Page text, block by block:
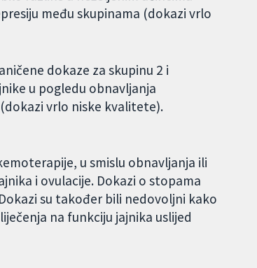
među skupinama (dokazi vrlo
dokaze za skupinu 2 i
u pogledu obnavljanja
vrlo niske kvalitete).
u smislu obnavljanja ili
i ovulacije. Dokazi o stopama
su također bili nedovoljni kako
na funkciju jajnika uslijed